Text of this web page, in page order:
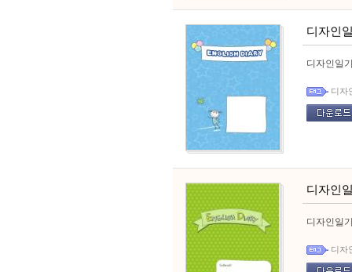
디자인
디자인일
디자
디자인
디자인일
디자